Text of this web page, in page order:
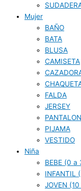
Mujer
BAÑO
BATA
BLUSA
CAMISETA
FALDA
JERSEY
PANTALON
PIJAMA
VESTIDO
Niña
BEBE (0 a
INFANTIL
JOVEN